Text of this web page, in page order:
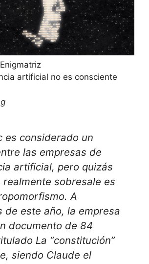
artificial no es consciente
es considerado un
las empresas de
artificial, pero quizás
realmente sobresale es
A
de este año, la empresa
documento de 84
La “constitución”
siendo Claude el